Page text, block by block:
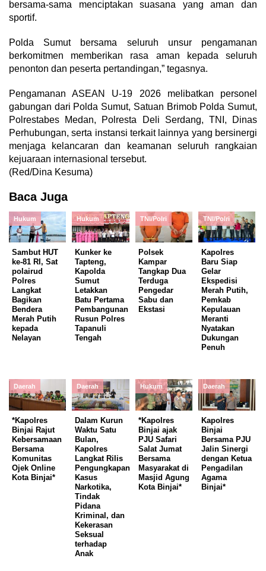
bersama-sama menciptakan suasana yang aman dan
sportif.
Polda Sumut bersama seluruh unsur pengamanan
berkomitmen memberikan rasa aman kepada seluruh
penonton dan peserta pertandingan,” tegasnya.
Pengamanan ASEAN U-19 2026 melibatkan personel
gabungan dari Polda Sumut, Satuan Brimob Polda Sumut,
Polrestabes Medan, Polresta Deli Serdang, TNI, Dinas
Perhubungan, serta instansi terkait lainnya yang bersinergi
menjaga kelancaran dan keamanan seluruh rangkaian
kejuaraan internasional tersebut.
(Red/Dina Kesuma)
Baca Juga
Hukum
Sambut HUT
ke-81 RI, Sat
polairud
Polres
Langkat
Bagikan
Bendera
Merah Putih
kepada
Nelayan
Hukum
Kunker ke
Tapteng,
Kapolda
Sumut
Letakkan
Batu Pertama
Pembangunan
Rusun Polres
Tapanuli
Tengah
TNI/Polri
Polsek
Kampar
Tangkap Dua
Terduga
Pengedar
Sabu dan
Ekstasi
TNI/Polri
Kapolres
Baru Siap
Gelar
Ekspedisi
Merah Putih,
Pemkab
Kepulauan
Meranti
Nyatakan
Dukungan
Penuh
Daerah
*Kapolres
Binjai Rajut
Kebersamaan
Bersama
Komunitas
Ojek Online
Kota Binjai*
Daerah
Dalam Kurun
Waktu Satu
Bulan,
Kapolres
Langkat Rilis
Pengungkapan
Kasus
Narkotika,
Tindak
Pidana
Kriminal, dan
Kekerasan
Seksual
terhadap
Anak
Hukum
*Kapolres
Binjai ajak
PJU Safari
Salat Jumat
Bersama
Masyarakat di
Masjid Agung
Kota Binjai*
Daerah
Kapolres
Binjai
Bersama PJU
Jalin Sinergi
dengan Ketua
Pengadilan
Agama
Binjai*